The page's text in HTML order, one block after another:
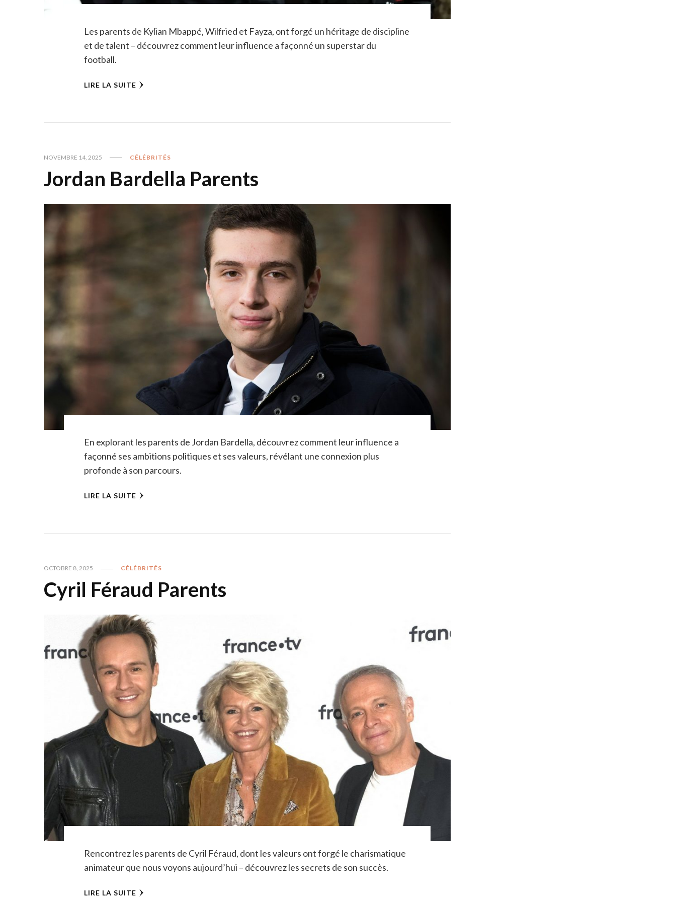
Les parents de Kylian Mbappé, Wilfried et Fayza, ont forgé un héritage de discipline
et de talent – découvrez comment leur influence a façonné un superstar du
football.
LIRE LA SUITE
NOVEMBRE 14, 2025 CÉLÉBRITÉS
Jordan Bardella Parents
En explorant les parents de Jordan Bardella, découvrez comment leur influence a
façonné ses ambitions politiques et ses valeurs, révélant une connexion plus
profonde à son parcours.
LIRE LA SUITE
OCTOBRE 8, 2025 CÉLÉBRITÉS
Cyril Féraud Parents
Rencontrez les parents de Cyril Féraud, dont les valeurs ont forgé le charismatique
animateur que nous voyons aujourd’hui – découvrez les secrets de son succès.
LIRE LA SUITE